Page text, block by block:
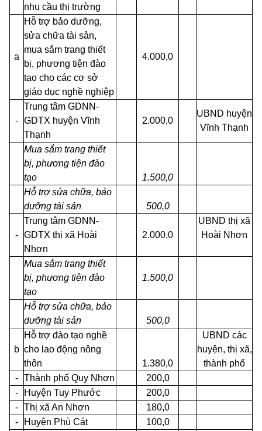
nhu cầu thị trường
a
Hỗ trợ bảo dưỡng,
sửa chữa tài sản,
mua sắm trang thiết
bị, phương tiện đào
tạo cho các cơ sở
giáo dục nghề nghiệp
4.000,0
-
Trung tâm GDNN-
GDTX huyện Vĩnh
Thạnh
2.000,0
UBND huyện
Vĩnh Thạnh
Mua sắm trang thiết
bị, phương tiện đào
tạo
1.500,0
Hỗ trợ sửa chữa, bảo
dưỡng tài sản
500,0
-
Trung tâm GDNN-
GDTX thị xã Hoài
Nhơn
2.000,0
UBND thị xã
Hoài Nhơn
Mua sắm trang thiết
bị, phương tiện đào
tạo
1.500,0
Hỗ trợ sửa chữa, bảo
dưỡng tài sản
500,0
b
Hỗ trợ đào tạo nghề
cho lao động nông
thôn
1.380,0
UBND các
huyện, thị xã,
thành phố
- Thành phố Quy Nhơn
200,0
-
Huyện Tuy Phước
200,0
- Thị xã An Nhơn
180,0
-
Huyện Phù Cát
100,0